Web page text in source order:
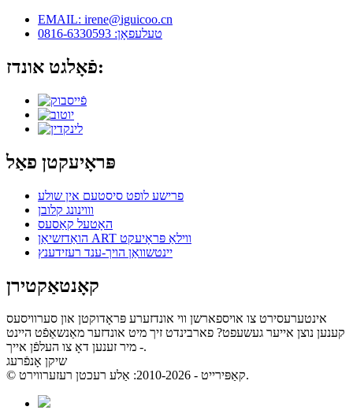
EMAIL: irene@iguicoo.cn
טעלעפאָן: 0816-6330593
פֿאָלגט אונדז:
פּראָיעקטן פאַל
פרישע לופט סיסטעם אין שולע
וווינונג קלובן
האָטעל קאַסעס
הואַדזשיאַן ART ווילאַ פּראָיעקט
יינטשוואַן הויך-ענד רעזידענץ
קאָנטאַקטירן
אינטערעסירט צו אויספארשן ווי אונדזערע פּראָדוקטן און סערוויסעס
קענען נוצן אייער געשעפט? פארבינדט זיך מיט אונדזער מאַנשאַפֿט היינט
- מיר זענען דאָ צו העלפֿן אייך.
שיקן אָנפֿרעג
© קאַפּירייט - 2010-2026: אַלע רעכטן רעזערווירט.